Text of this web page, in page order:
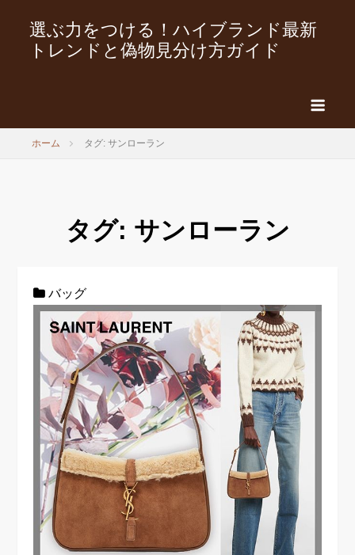
選ぶ力をつける！ハイブランド最新
トレンドと偽物見分け方ガイド
ホーム タグ: サンローラン
タグ: サンローラン
バッグ